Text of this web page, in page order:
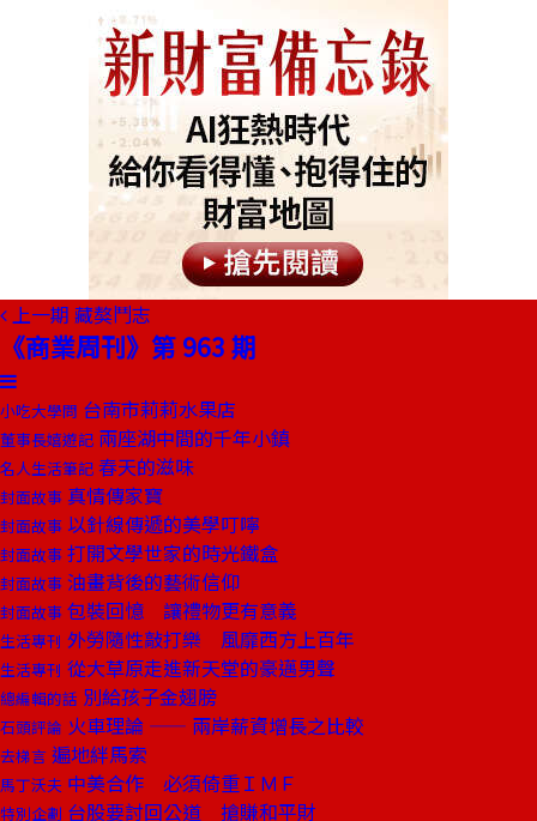
上一期 藏獒鬥志
《商業周刊》第 963 期
小吃大學問 台南市莉莉水果店
董事長嬉遊記 兩座湖中間的千年小鎮
名人生活筆記 春天的滋味
封面故事 真情傳家寶
封面故事 以針線傳遞的美學叮嚀
封面故事 打開文學世家的時光鐵盒
封面故事 油畫背後的藝術信仰
封面故事 包裝回憶 讓禮物更有意義
生活專刊 外勞隨性敲打樂 風靡西方上百年
生活專刊 從大草原走進新天堂的豪邁男聲
總編輯的話 別給孩子金翅膀
石頭評論 火車理論 —— 兩岸薪資增長之比較
去梯言 遍地絆馬索
馬丁沃夫 中美合作 必須倚重ＩＭＦ
特別企劃 台股要討回公道 搶賺和平財